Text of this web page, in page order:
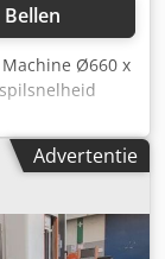
Bellen
Ø660 x
& spare-
uitlezing
Advertentie